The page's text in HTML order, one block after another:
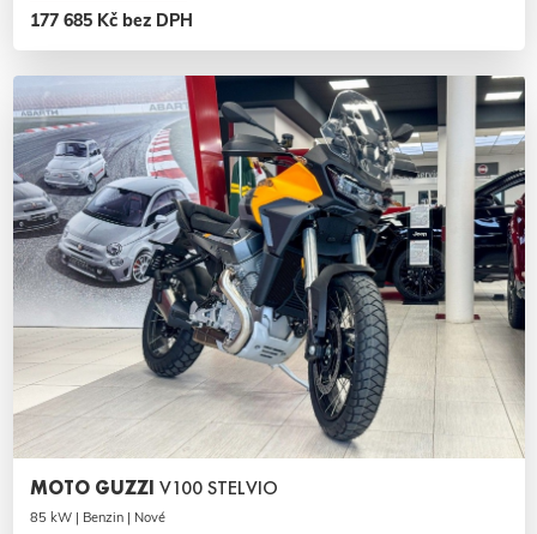
177 685 Kč bez DPH
MOTO GUZZI V100 STELVIO
85 kW | Benzin | Nové